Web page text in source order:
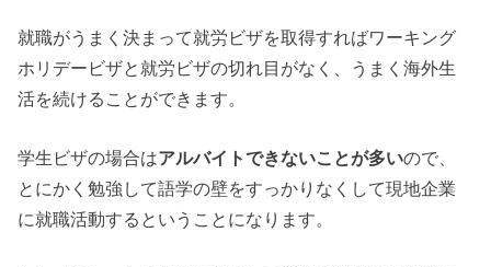
就職がうまく決まって就労ビザを取得すればワーキング
ホリデービザと就労ビザの切れ目がなく、うまく海外生
活を続けることができます。
学生ビザの場合はアルバイトできないことが多いので、
とにかく勉強して語学の壁をすっかりなくして現地企業
に就職活動するということになります。